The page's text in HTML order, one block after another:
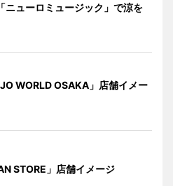
ニューロミュージック」で涼を
WORLD OSAKA」店舗イメー
STORE」店舗イメージ